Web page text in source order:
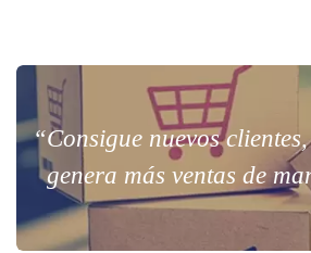
“Consigue nuevos
genera más ventas de